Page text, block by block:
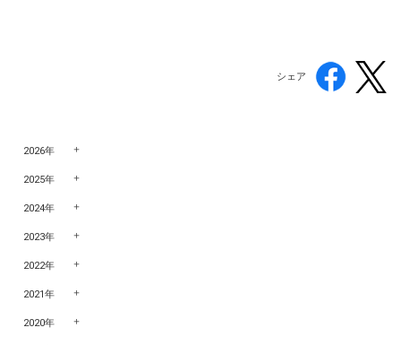
シェア
2026年
2025年
2024年
2023年
2022年
2021年
2020年